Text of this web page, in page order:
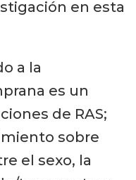
en esta
a la
es un
de RAS;
sobre
el sexo, la